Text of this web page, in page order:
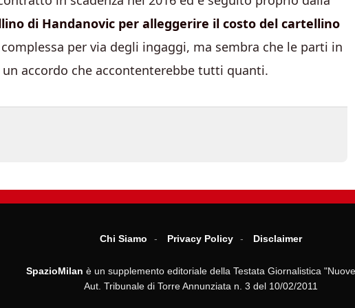
di Handanovic per alleggerire il costo del cartellino
per via degli ingaggi, ma sembra che le parti in
accordo che accontenterebbe tutti quanti.
Chi Siamo Privacy Policy Disclaimer
SpazioMilan è un supplemento editoriale della Testata Giornalistica
Aut. Tribunale di Torre Annunziata n. 3 del 10/02/2011